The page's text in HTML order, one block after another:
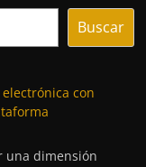
Buscar
con
una dimensión